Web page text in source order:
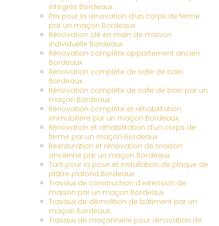
intégrés Bordeaux
Prix pour la rénovation d'un corps de ferme
par un maçon Bordeaux
Rénovation clé en main de maison
individuelle Bordeaux
Rénovation complète appartement ancien
Bordeaux
Rénovation complète de salle de bain
Bordeaux
Rénovation complète de salle de bain par un
maçon Bordeaux
Rénovation complète et réhabilitation
immobilière par un maçon Bordeaux
Rénovation et réhabilitation d'un corps de
ferme par un maçon Bordeaux
Restauration et rénovation de maison
ancienne par un maçon Bordeaux
Tarif pour la pose et installation de plaque de
plâtre plafond Bordeaux
Travaux de construction d'extension de
maison par un maçon Bordeaux
Travaux de démolition de bâtiment par un
maçon Bordeaux
Travaux de maçonnerie pour rénovation de